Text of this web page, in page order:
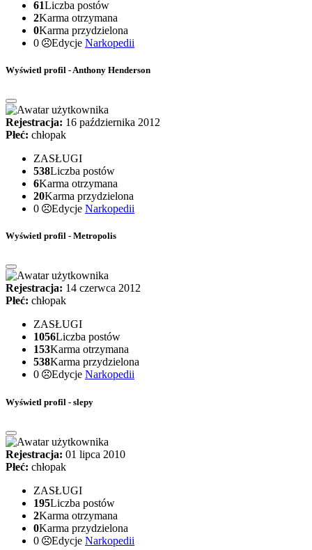
61Liczba postów
2Karma otrzymana
0Karma przydzielona
0
Edycje Narkopedii
Wyświetl profil - Anthony Henderson
Rejestracja: 16 października 2012
Płeć: chłopak
ZASŁUGI
538Liczba postów
6Karma otrzymana
20Karma przydzielona
0
Edycje Narkopedii
Wyświetl profil - Metropolis
Rejestracja: 14 czerwca 2012
Płeć: chłopak
ZASŁUGI
1056Liczba postów
153Karma otrzymana
538Karma przydzielona
0
Edycje Narkopedii
Wyświetl profil - slepy
Rejestracja: 01 lipca 2010
Płeć: chłopak
ZASŁUGI
195Liczba postów
2Karma otrzymana
0Karma przydzielona
0
Edycje Narkopedii